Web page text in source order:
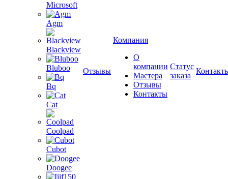
Microsoft
Agm
Blackview
Bluboo
Bq
Cat
Coolpad
Cubot
Doogee
Отзывы
Компания
О
компании
Мастера
Отзывы
Контакты
Статус
заказа